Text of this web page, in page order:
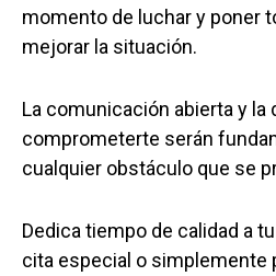
momento de luchar y poner
mejorar la situación.
La comunicación abierta y la
comprometerte serán
cualquier obstáculo que se
Dedica tiempo de calidad a
cita especial o simplemente